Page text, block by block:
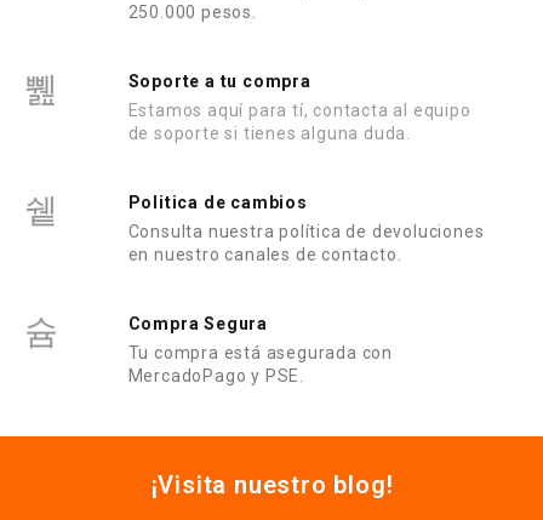
250.000 pesos.
Soporte a tu compra
Estamos aquí para tí, contacta al equipo
de soporte si tienes alguna duda.
Politica de cambios
Consulta nuestra política de devoluciones
en nuestro canales de contacto.
Compra Segura
Tu compra está asegurada con
MercadoPago y PSE.
¡Visita nuestro blog!